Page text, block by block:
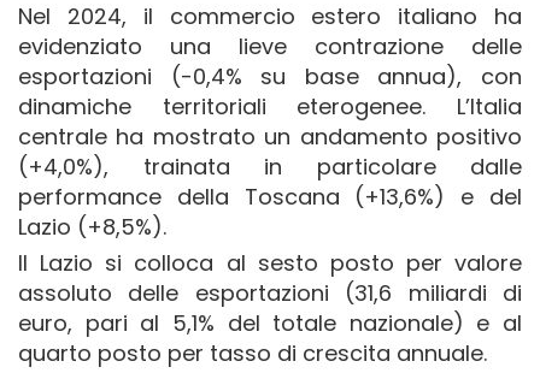
Nel 2024, il commercio estero italiano ha
evidenziato una lieve contrazione delle
esportazioni (-0,4% su base annua), con
dinamiche territoriali eterogenee. L’Italia
centrale ha mostrato un andamento positivo
(+4,0%), trainata in particolare dalle
performance della Toscana (+13,6%) e del
Lazio (+8,5%).
Il Lazio si colloca al sesto posto per valore
assoluto delle esportazioni (31,6 miliardi di
euro, pari al 5,1% del totale nazionale) e al
quarto posto per tasso di crescita annuale.